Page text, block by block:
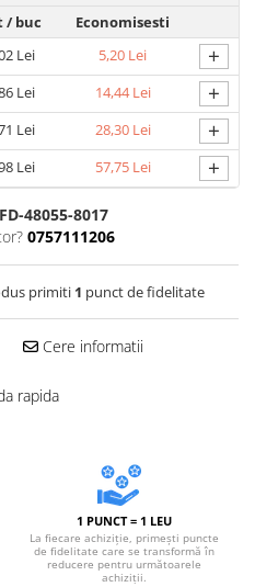
/ buc
Economisesti
Lei 5,20 Lei +
Lei 14,44 Lei +
Lei 28,30 Lei +
Lei 57,75 Lei +
48055-8017
0757111206
primiti 1 punct de fidelitate
Cere informatii
rapida
1 PUNCT = 1 LEU
La fiecare achiziție, primești puncte
de fidelitate care se transformă în
reducere pentru următoarele
achiziții.